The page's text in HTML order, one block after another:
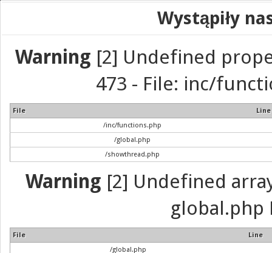
Wystąpiły
Warning [2] Undefined
473 - File: inc/
File
Line
/inc/functions.php
/global.php
/showthread.php
Warning [2] Undefined
global.php
File
Line
/global.php